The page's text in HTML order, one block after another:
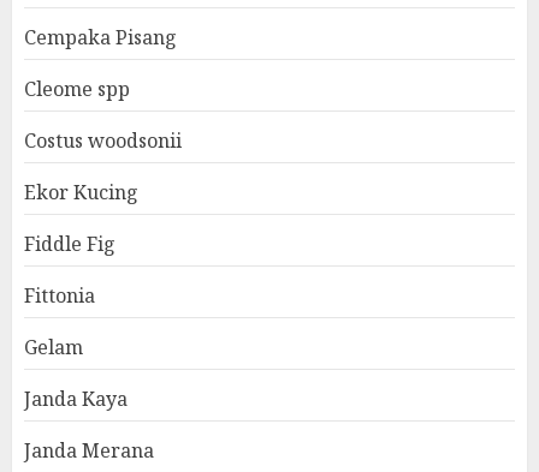
Cempaka Pisang
Cleome spp
Costus woodsonii
Ekor Kucing
Fiddle Fig
Fittonia
Gelam
Janda Kaya
Janda Merana